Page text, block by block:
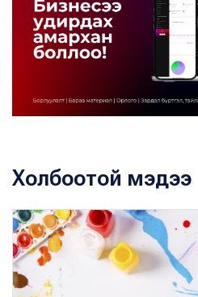
Холбоотой мэдээ